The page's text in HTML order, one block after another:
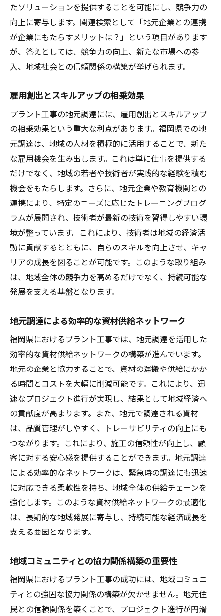
地域企業の技術を活かした共同開発
地元経済に還元される持続可能な利益
地域社会との協力体制構築の方法
継続可能な供給チェーンの構築事例
プラント工事が地元経済にもたらす具体的な効
果とは
地元経済に与える直接的な金融インパクト
進出企業にとっての福岡県の魅力
地域雇用の質と量の変化
地元経済の多様化を促進するプラント工事
地域資産としてのプラント工事の価値
プラント工事による地域インフラ整備の進
展
エコ志向のプラント工事が可能にする未来の施
工方法
最新テクノロジーによるエコ施工の実現
持続可能な材料の選定と活用法
環境モニタリング技術の導入とその効果
エコ施工がもたらす長期的な利益
将来のプラント工事に向けた研究と開発
福岡県のプラント工事で進化する効率的な施工
管理
施工管理におけるデジタル技術の活用
効率的な人材配置と教育訓練プログラム
施工現場でのリアルタイムモニタリングの
重要性
プロジェクト管理におけるPDCAサイクルの
役割
効率的なプロジェクト完遂を支える要因
リスク管理と施工管理の最適化
地元調達が鍵を握る福岡県のプラント工事の成
成功した地元調達事例の紹介
地元企業との協業による成果
プロジェクトの成功に貢献した要因
たソリューションを提供することを可能にし、競争力の
向上に寄与します。関連検索として「地元企業との連携
が企業にもたらすメリットは？」という項目があります
が、答えとしては、競争力の向上、新たな市場への参
入、地域社会との信頼関係の構築が挙げられます。
雇用創出とスキルアップの相乗効果
プラント工事の地元調達には、雇用創出とスキルアップ
の相乗効果という重大な利点があります。福岡県での地
元調達は、地域の人材を積極的に活用することで、新た
な雇用機会を生み出します。これは単に仕事を提供する
だけでなく、地域の若者や技術者が実践的な経験を積む
機会をもたらします。さらに、地元企業や教育機関との
連携により、特定のニーズに応じたトレーニングプログ
ラムが展開され、技術者が最新の技術を習得しやすい環
境が整っています。これにより、技術者は地域の経済活
動に貢献するとともに、自らのスキルを向上させ、キャ
リアの成長を図ることが可能です。このような取り組み
は、地域全体の競争力を高めるだけでなく、持続可能な
発展を支える基盤となります。
地元調達による効率的な資材供給ネットワーク
福岡県におけるプラント工事では、地元調達を活用した
効率的な資材供給ネットワークの構築が進んでいます。
地元の企業と協力することで、資材の運搬や供給にかか
る時間とコストを大幅に削減可能です。これにより、迅
速なプロジェクト進行が実現し、結果として地域経済へ
の貢献度が高まります。また、地元で調達される資材
は、品質管理がしやすく、トレーサビリティの向上にも
つながります。これにより、施工の信頼性が向上し、顧
客に対する安心感を提供することができます。地元調達
による効率的なネットワークは、緊急時の調達にも迅速
に対応できる柔軟性を持ち、地域全体の供給チェーンを
強化します。このような資材供給ネットワークの最適化
は、長期的な地域発展に寄与し、持続可能な経済成長を
支える要因となります。
地域コミュニティとの協力関係構築の重要性
福岡県におけるプラント工事の成功には、地域コミュニ
ティとの強固な協力関係の構築が欠かせません。地元住
民との信頼関係を築くことで、プロジェクト進行が円滑